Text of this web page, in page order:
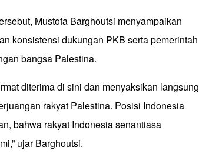
Mustofa Barghoutsi menyampaikan
konsistensi dukungan PKB serta pemerintah
bangsa Palestina.
diterima di sini dan menyaksikan langsung
rakyat Palestina. Posisi Indonesia
bahwa rakyat Indonesia senantiasa
ujar Barghoutsi.